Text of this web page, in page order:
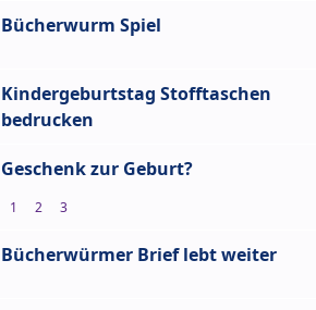
Bücherwurm Spiel
Kindergeburtstag Stofftaschen
bedrucken
Geschenk zur Geburt?
1 2 3
Bücherwürmer Brief lebt weiter